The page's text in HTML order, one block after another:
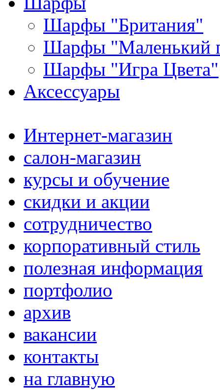
Шарфы "Британия"
Шарфы "Маленький
Шарфы "Игра Цвета"
Аксессуары
Интернет-магазин
салон-магазин
курсы и обучение
скидки и акции
сотрудничество
корпоративный стиль
полезная информация
портфолио
архив
вакансии
контакты
на главную